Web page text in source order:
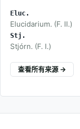
Eluc.
Elucidarium. (F. II.)
Stj.
Stjórn. (F. I.)
查看所有来源 →